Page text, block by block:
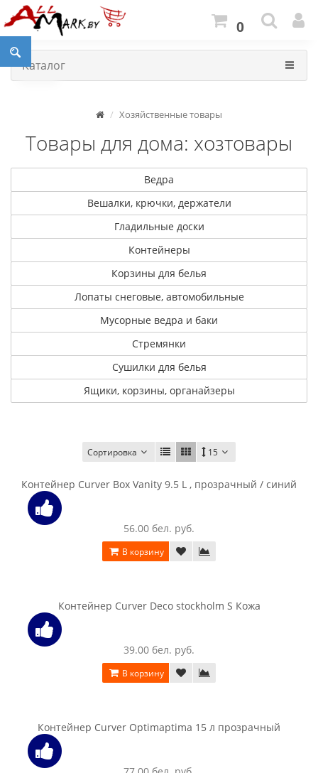
0
Каталог
Хозяйственные товары
Товары для дома: хозтовары
Ведра
Вешалки, крючки, держатели
Гладильные доски
Контейнеры
Корзины для белья
Лопаты снеговые, автомобильные
Мусорные ведра и баки
Стремянки
Сушилки для белья
Ящики, корзины, органайзеры
Сортировка 15
Контейнер Curver Box Vanity 9.5 L , прозрачный / синий
В корзину